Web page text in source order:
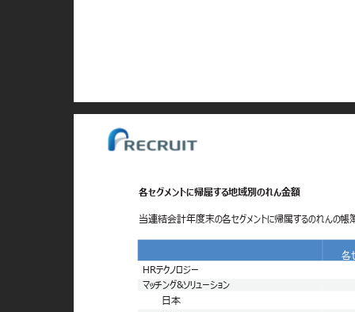
各セグメントに帰属する地域別のれん金額
当連結会計年度末の各セグメントに帰属するのれんの帳
各
HRテクノロジー
マッチング&ソリューション
日本